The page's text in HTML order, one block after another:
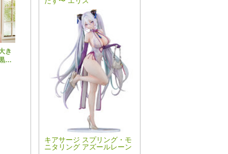
き
と
キアサージ スプリング・モ
ニタリング アズールレーン